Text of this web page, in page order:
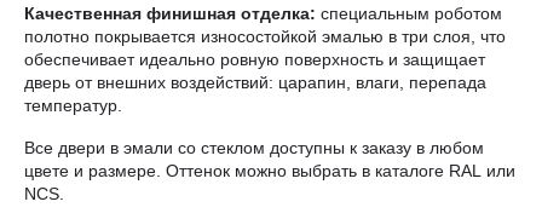
Качественная финишная отделка: специальным роботом
полотно покрывается износостойкой эмалью в три слоя, что
обеспечивает идеально ровную поверхность и защищает
дверь от внешних воздействий: царапин, влаги, перепада
температур.
Все двери в эмали со стеклом доступны к заказу в любом
цвете и размере. Оттенок можно выбрать в каталоге RAL или
NCS.